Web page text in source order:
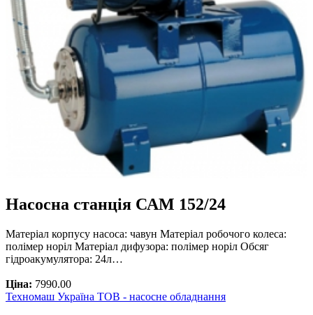
Насосна станція САМ 152/24
Матеріал корпусу насоса: чавун Матеріал робочого колеса:
полімер норіл Матеріал дифузора: полімер норіл Обсяг
гідроакумулятора: 24л…
Ціна: 7990.00
Техномаш Україна ТОВ - насосне обладнання